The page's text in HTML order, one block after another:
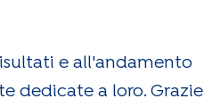
e all'andamento
dedicate a loro. Grazie